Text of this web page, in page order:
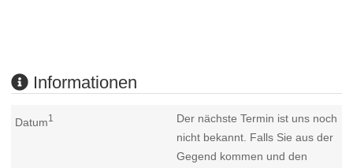
Informationen
Datum1
Der nächste Termin ist uns noch
nicht bekannt. Falls Sie aus der
Gegend kommen und den